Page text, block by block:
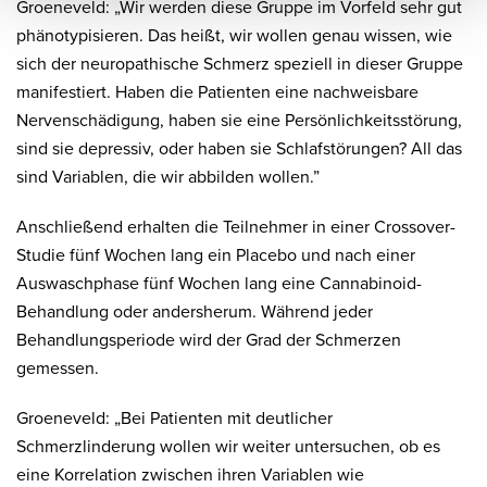
Groeneveld: „Wir werden diese Gruppe im Vorfeld sehr gut
phänotypisieren. Das heißt, wir wollen genau wissen, wie
sich der neuropathische Schmerz speziell in dieser Gruppe
manifestiert. Haben die Patienten eine nachweisbare
Nervenschädigung, haben sie eine Persönlichkeitsstörung,
sind sie depressiv, oder haben sie Schlafstörungen? All das
sind Variablen, die wir abbilden wollen.”
Anschließend erhalten die Teilnehmer in einer Crossover-
Studie fünf Wochen lang ein Placebo und nach einer
Auswaschphase fünf Wochen lang eine Cannabinoid-
Behandlung oder andersherum. Während jeder
Behandlungsperiode wird der Grad der Schmerzen
gemessen.
Groeneveld: „Bei Patienten mit deutlicher
Schmerzlinderung wollen wir weiter untersuchen, ob es
eine Korrelation zwischen ihren Variablen wie